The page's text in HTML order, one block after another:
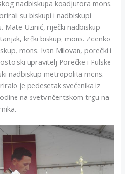
nadbiskupa koadjutora mons.
su biskupi i nadbiskupi
Mate Uzinić, riječki nadbiskup
krčki biskup, mons. Zdenko
mons. Ivan Milovan, porečki i
upravitelj Porečke i Pulske
nadbiskup metropolita mons.
je pedesetak svećenika iz
na svetvinčentskom trgu na